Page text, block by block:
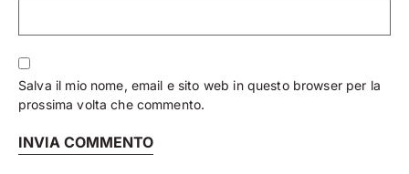
Salva il mio nome, email e sito web in questo browser per la
prossima volta che commento.